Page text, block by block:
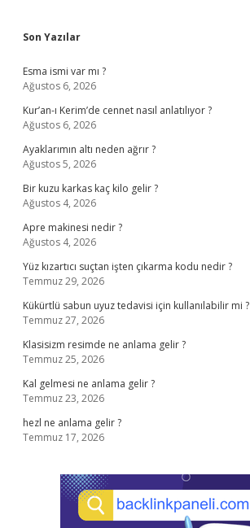
Sidebar
Son Yazılar
Esma ismi var mı ?
Ağustos 6, 2026
Kur’an-ı Kerim’de cennet nasıl anlatılıyor ?
Ağustos 6, 2026
Ayaklarımın altı neden ağrır ?
Ağustos 5, 2026
Bir kuzu karkas kaç kilo gelir ?
Ağustos 4, 2026
Apre makinesi nedir ?
Ağustos 4, 2026
Yüz kızartıcı suçtan işten çıkarma kodu nedir ?
Temmuz 29, 2026
Kükürtlü sabun uyuz tedavisi için kullanılabilir mi ?
Temmuz 27, 2026
Klasisizm resimde ne anlama gelir ?
Temmuz 25, 2026
Kal gelmesi ne anlama gelir ?
Temmuz 23, 2026
hezl ne anlama gelir ?
Temmuz 17, 2026